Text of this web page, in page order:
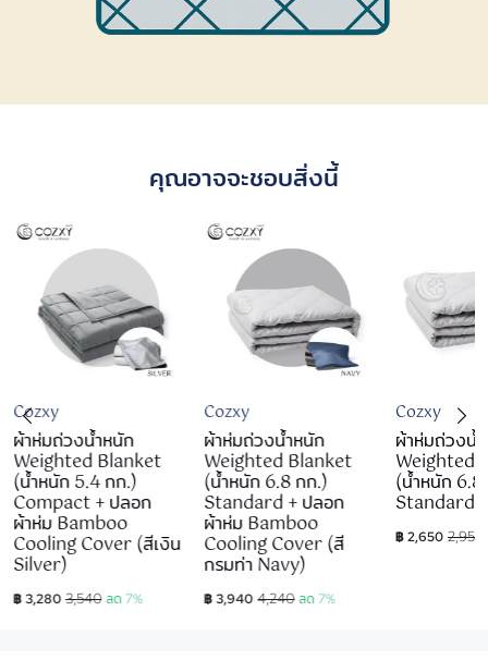
คุณอาจจะชอบสิ่งนี้
Cozxy
ผ้าห่มถ่วงน้ำหนัก
Weighted Blanket
(น้ำหนัก 5.4 กก.)
Compact + ปลอก
ผ้าห่ม Bamboo
Cooling Cover (สีเงิน
Silver)
฿ 3,280 3,540 ลด 7%
Cozxy
ผ้าห่มถ่วงน้ำหนัก
Weighted Blanket
(น้ำหนัก 6.8 กก.)
Standard + ปลอก
ผ้าห่ม Bamboo
Cooling Cover (สี
กรมท่า Navy)
฿ 3,940 4,240 ลด 7%
Cozxy
ผ้าห่มถ่วงน้
Weighted
(น้ำหนัก
Standard
฿ 2,650 2,950